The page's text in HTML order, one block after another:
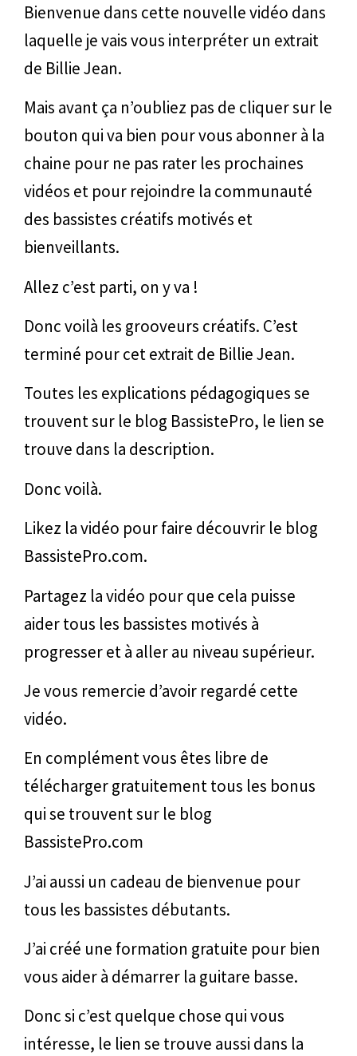
Bienvenue dans cette nouvelle vidéo dans
laquelle je vais vous interpréter un extrait
de Billie Jean.
Mais avant ça n’oubliez pas de cliquer sur le
bouton qui va bien pour vous abonner à la
chaine pour ne pas rater les prochaines
vidéos et pour rejoindre la communauté
des bassistes créatifs motivés et
bienveillants.
Allez c’est parti, on y va !
Donc voilà les grooveurs créatifs. C’est
terminé pour cet extrait de Billie Jean.
Toutes les explications pédagogiques se
trouvent sur le blog BassistePro, le lien se
trouve dans la description.
Donc voilà.
Likez la vidéo pour faire découvrir le blog
BassistePro.com.
Partagez la vidéo pour que cela puisse
aider tous les bassistes motivés à
progresser et à aller au niveau supérieur.
Je vous remercie d’avoir regardé cette
vidéo.
En complément vous êtes libre de
télécharger gratuitement tous les bonus
qui se trouvent sur le blog
BassistePro.com
J’ai aussi un cadeau de bienvenue pour
tous les bassistes débutants.
J’ai créé une formation gratuite pour bien
vous aider à démarrer la guitare basse.
Donc si c’est quelque chose qui vous
intéresse, le lien se trouve aussi dans la